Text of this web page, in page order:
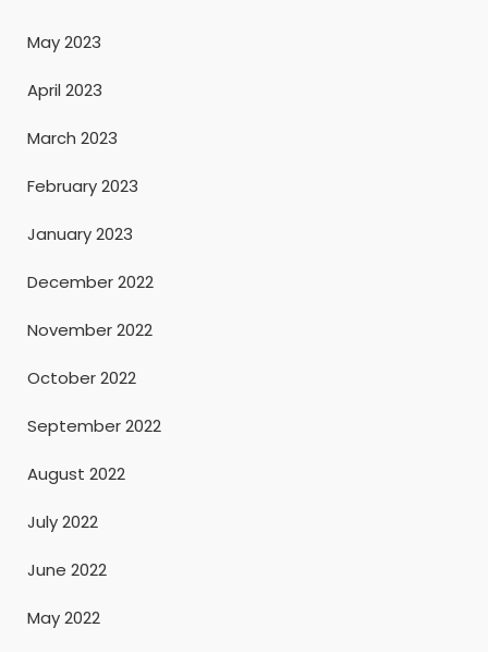
May 2023
April 2023
March 2023
February 2023
January 2023
December 2022
November 2022
October 2022
September 2022
August 2022
July 2022
June 2022
May 2022